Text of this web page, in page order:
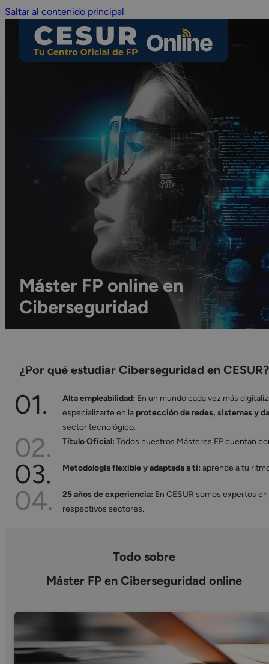
Saltar al contenido principal
Máster FP online en
Ciberseguridad
Profesional
¿Por qué estudiar Ciberseguridad en CESUR?
01. Alta empleabilidad: En un mundo cada vez más
especializarte en la protección de redes, sistemas y
sector tecnológico.
02. Título Oficial: Todos nuestros Másteres FP cuentan
03. Metodología flexible y adaptada a ti: aprende a tu
04. 25 años de experiencia: En CESUR somos expertos
respectivos sectores.
Todo sobre
Máster FP en Ciberseguridad online